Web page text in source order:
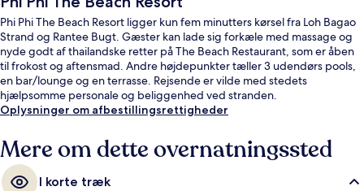
Phi Phi The Beach Resort ligger kun fem minutters kørsel fra Loh Bagao
Strand og Rantee Bugt. Gæster kan lade sig forkæle med massage og
nyde godt af thailandske retter på The Beach Restaurant, som er åben
til frokost og aftensmad. Andre højdepunkter tæller 3 udendørs pools,
en bar/lounge og en terrasse. Rejsende er vilde med stedets
hjælpsomme personale og beliggenhed ved stranden.
Oplysninger om afbestillingsrettigheder
Mere om dette overnatningssted
I korte træk